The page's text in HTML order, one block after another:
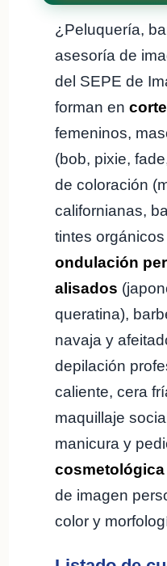
¿Peluquería,
asesoría de
del SEPE de
forman en
femeninos,
(bob, pixie,
de coloración
californianas,
tintes
ondulación
alisados
queratina),
navaja y
depilación
caliente, cera
maquillaje
manicura y
cosmetológica
de imagen
color y